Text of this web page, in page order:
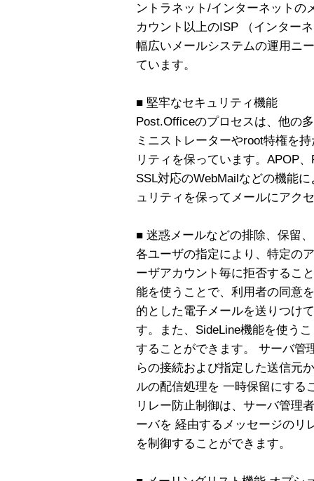
ントラネット/インターネットの
カウント以上のISP （インター
幅広いメールシステムの運用ニ
ています。
■ 堅牢なセキュリティ機能
Post.Officeのプロセスは、他の
ミニストレーターやroot特権を
リティを保っています。APOP
SSL対応のWebMailなどの機能
ュリティを保ってメールにアク
■ 迷惑メールなどの排除、保留
各ユーザの指定により、特定の
ーザアカウント毎に拒否するこ
能を使うことで、利用者の同意
的とした電子メールを送りつけ
す。また、SideLine機能を使う
することができます。 サーバ管
らの接続および指定した送信元
ルの配信処理を 一時保留にする
リレー防止制御は、サーバ管理
ーバを 経由するメッセージのリ
を制御することができます。